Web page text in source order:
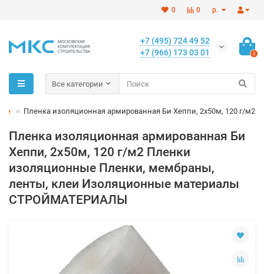
р.
0
0
+7 (495) 724 49 52
+7 (966) 173 03 01
0
Все категории
Пленка изоляционная армированная Би Хеппи, 2х50м, 120 г/м2
Пленка изоляционная армированная Би
Хеппи, 2х50м, 120 г/м2 Пленки
изоляционные Пленки, мембраны,
ленты, клеи Изоляционные материалы
СТРОЙМАТЕРИАЛЫ